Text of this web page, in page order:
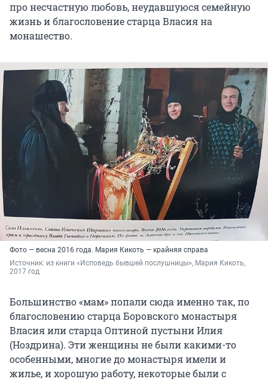
про несчастную любовь, неудавшуюся семейную
жизнь и благословение старца Власия на
монашество.
Фото — весна 2016 года. Мария Кикоть — крайняя справа
Источник: из книги «Исповедь бывшей послушницы», Мария Кикоть,
2017 год
Большинство «мам» попали сюда именно так, по
благословению старца Боровского монастыря
Власия или старца Оптиной пустыни Илия
(Ноздрина). Эти женщины не были какими-то
особенными, многие до монастыря имели и
жилье, и хорошую работу, некоторые были с